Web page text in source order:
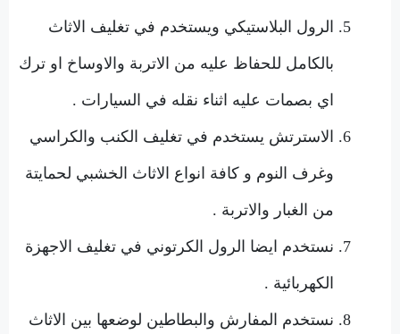
الرول البلاستيكي ويستخدم في تغليف الاثاث
بالكامل للحفاظ عليه من الاتربة والاوساخ او ترك
اي بصمات عليه اثناء نقله في السيارات .
الاسترتش يستخدم في تغليف الكنب والكراسي
وغرف النوم و كافة انواع الاثاث الخشبي لحمايتة
من الغبار والاتربة .
نستخدم ايضا الرول الكرتوني في تغليف الاجهزة
الكهربائية .
نستخدم المفارش والبطاطين لوضعها بين الاثاث